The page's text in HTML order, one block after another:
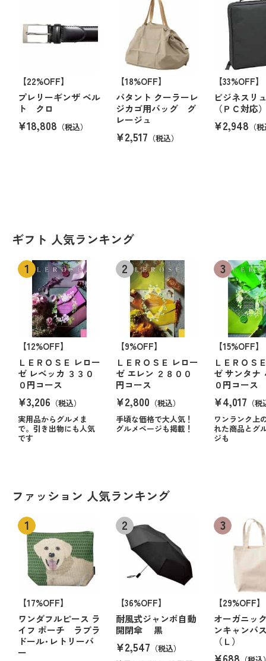
【22%OFF】
プレリーギンザ ベル
ト クロ
¥18,808 （税込）
【18%OFF】
パタント クーラーレ
ジカゴ用バッグ グ
レージュ
¥2,517 （税込）
【33%OFF】
ビジネスリ
（ＰＣ対応
¥2,948 （
ギフト 人気ランキング
【12%OFF】
ＬＥＲＯＳＥ レロー
ゼ レベッカ ３３０
０円コース
¥3,206 （税込）
実用品からグルメま
で。引き出物にも人気
です
【9%OFF】
ＬＥＲＯＳＥ レロー
ゼ エレン ２８００
円コース
¥2,800 （税込）
手頃な価格で大人気！
グルメページも掲載！
【15%OFF】
ＬＥＲＯＳ
ゼ サンタナ
０円コース
¥4,017 （
ワンランク上
れた商品とグ
ジも
ファッション 人気ランキング
【17%OFF】
ワンダフルピース ラ
イフ ポーチ ラブラ
ドール･レトリーバ
ー
【36%OFF】
耐風式ジャンボ自動
開閉傘 黒
¥2,547 （税込）
【29%OFF】
オーガニッ
ンキャンバ
（Ｌ）
¥688